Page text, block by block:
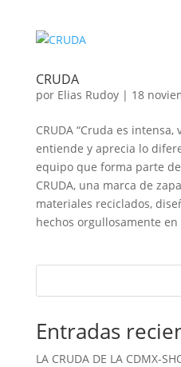
CRUDA
por Elias Rudoy| 18
CRUDA “Cruda es
entiende y aprecia lo
equipo que forma parte
CRUDA, una marca de
materiales reciclados,
hechos orgullosamente en
Entradas
LA CRUDA DE LA CDMX-